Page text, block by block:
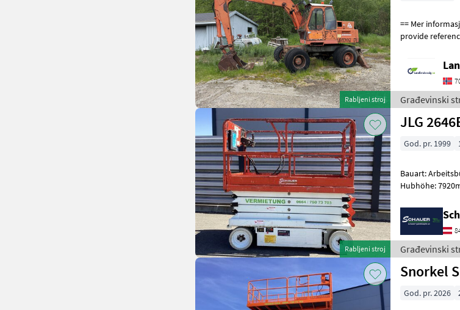
Rabljeni stroj
== Mer informasjon (NO) ==
provide
Građevinski
Rabljeni stroj
JLG
God. pr. 1999
Bauart:
Hubhöhe: 7920mm, Batterie: Trojan PzS 6V 225Ah
Građevinski
Snorkel
God. pr. 2026